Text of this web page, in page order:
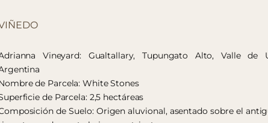
Vineyard: Gualtallary, Tupungato Alto, Valle de
de Parcela: White Stones
de Parcela: 2,5 hectáreas
de Suelo: Origen aluvional, asentado sobre el